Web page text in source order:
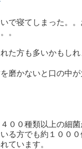
で寝てしまった。
。
た方も多いかもしれ
磨かないと口の中が
００種類以上の細
る方でも約１００
ています。